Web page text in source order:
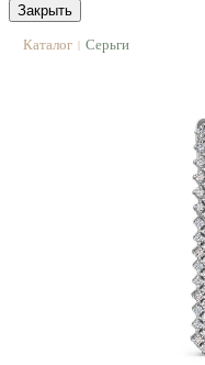
Закрыть
Каталог | Серьги